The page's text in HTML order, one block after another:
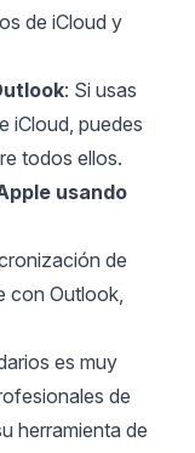
de iCloud y
: Si usas
iCloud, puedes
todos ellos.
usando
de
con Outlook,
es muy
de
herramienta de